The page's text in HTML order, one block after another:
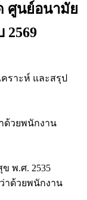
ศูนย์อนามัย
2569
ราะห์ และสรุป
ด้วยพนักงาน
พ.ศ. 2535
าด้วยพนักงาน